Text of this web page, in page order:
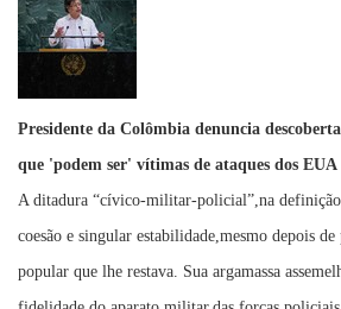
Presidente da Colômbia denuncia
que 'podem ser' vítimas de ataques dos EUA
A ditadura “cívico-militar-policial”,na
coesão e singular estabilidade,mesmo depois
popular que lhe restava. Sua argamassa